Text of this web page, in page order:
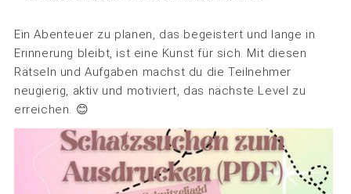
Ein Abenteuer zu planen, das begeistert und lange in
Erinnerung bleibt, ist eine Kunst für sich. Mit diesen
Rätseln und Aufgaben machst du die Teilnehmer
neugierig, aktiv und motiviert, das nächste Level zu
erreichen. 😊